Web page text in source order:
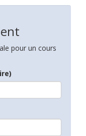
pour un cours